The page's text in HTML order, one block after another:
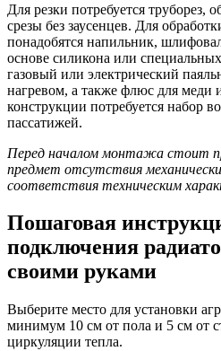
Для резки потребуется
срезы без заусенцев. Для
понадобятся напильник,
основе силикона или
газовый или электрический
нагревом, а также флюс для
конструкции потребуется набор
пассатижей.
Перед началом монтажа стоит
предмет отсутствия
соответствия техническим
Пошаговая
подключения
своими руками
Выберите место для установки
минимум 10 см от пола и 5 см от
циркуляции тепла.